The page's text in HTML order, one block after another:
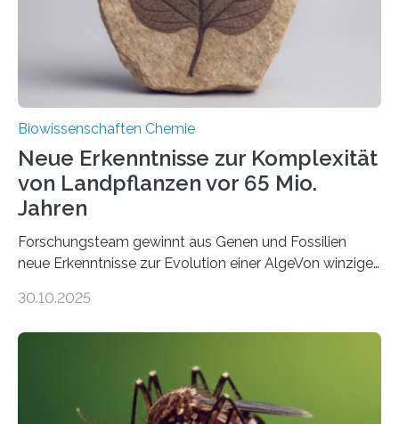
Studie wurde am 28. Oktober 2025 in der
Fachzeitschrift…
Biowissenschaften Chemie
Neue Erkenntnisse zur Komplexität
von Landpflanzen vor 65 Mio.
Jahren
Forschungsteam gewinnt aus Genen und Fossilien
neue Erkenntnisse zur Evolution einer AlgeVon winzigen
Landpflanzen zählen zu den komplexesten
Grünalgen, die vor Hunderten von Millionen Jahren
lebten. Unter den Vorfahren sticht eine Gruppe heraus,
die noch heute in der Natur vorkommt: die
30.10.2025